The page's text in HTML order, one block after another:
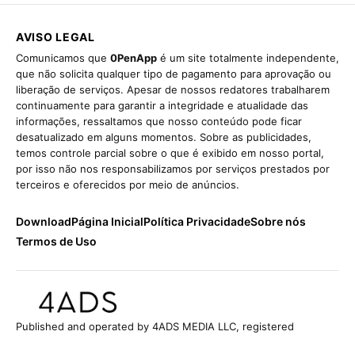
AVISO LEGAL
Comunicamos que 0PenApp é um site totalmente independente,
que não solicita qualquer tipo de pagamento para aprovação ou
liberação de serviços. Apesar de nossos redatores trabalharem
continuamente para garantir a integridade e atualidade das
informações, ressaltamos que nosso conteúdo pode ficar
desatualizado em alguns momentos. Sobre as publicidades,
temos controle parcial sobre o que é exibido em nosso portal,
por isso não nos responsabilizamos por serviços prestados por
terceiros e oferecidos por meio de anúncios.
DownloadPágina InicialPolítica PrivacidadeSobre nós
Termos de Uso
Published and operated by 4ADS MEDIA LLC, registered